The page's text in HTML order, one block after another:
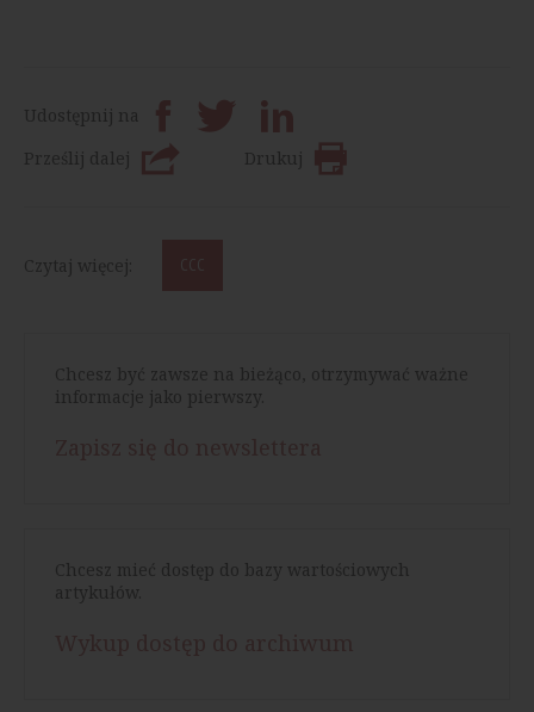
Udostępnij na
Prześlij dalej
Drukuj
Czytaj więcej: CCC
Chcesz być zawsze na bieżąco, otrzymywać ważne
informacje jako pierwszy.
Chcesz mieć dostęp do bazy wartościowych
artykułów.